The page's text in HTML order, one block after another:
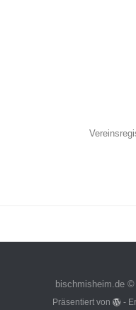
bischmisheim.de
Präsentiert von -